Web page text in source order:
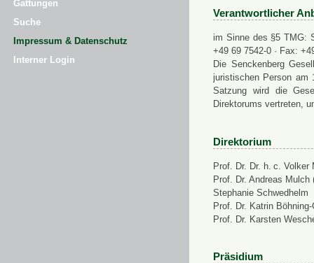
Gattungen
Suche
Impressum & Datenschutz
Interner Login
Verantwortlicher
im Sinne des §5 TMG:
+49 69 7542-0 · Fax:
Die Senckenberg
juristischen Person am
Satzung wird die
Direktorums vertreten,
Direktorium
Prof. Dr. Dr. h. c. Volker
Prof. Dr. Andreas
Stephanie Schwedhelm
Prof. Dr. Katrin
Prof. Dr. Karsten
Präsidium